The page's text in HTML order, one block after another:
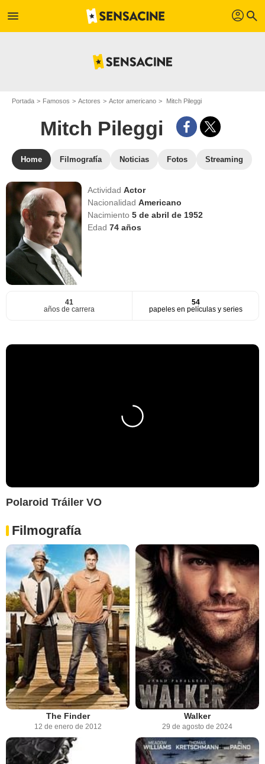
menu profil search
Portada Famosos Actores Actor americano Mitch Pileggi
Mitch Pileggi
Home Filmografía Noticias Fotos Streaming
ActividadActor
NacionalidadAmericano
Nacimiento5 de abril de 1952
Edad74 años
41
años de carrera
54
papeles en películas y series
Polaroid Tráiler VO
Filmografía
The Finder
12 de enero de 2012
Walker
29 de agosto de 2024